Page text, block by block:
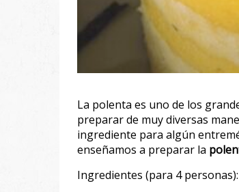
La polenta es uno de los
preparar de muy diversas
ingrediente para algún
enseñamos a preparar la
Ingredientes (para 4 personas):